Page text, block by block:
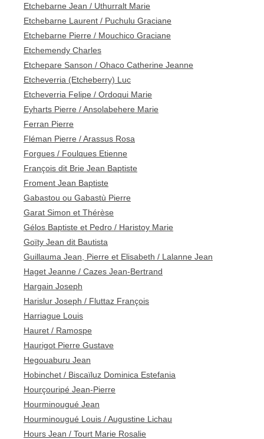
Etchebarne Jean / Uthurralt Marie
Etchebarne Laurent / Puchulu Graciane
Etchebarne Pierre / Mouchico Graciane
Etchemendy Charles
Etchepare Sanson / Ohaco Catherine Jeanne
Etcheverria (Etcheberry) Luc
Etcheverria Felipe / Ordoqui Marie
Eyharts Pierre / Ansolabehere Marie
Ferran Pierre
Fléman Pierre / Arassus Rosa
Forgues / Foulques Etienne
François dit Brie Jean Baptiste
Froment Jean Baptiste
Gabastou ou Gabastù Pierre
Garat Simon et Thérèse
Gélos Baptiste et Pedro / Haristoy Marie
Goïty Jean dit Bautista
Guillauma Jean, Pierre et Elisabeth / Lalanne Jean
Haget Jeanne / Cazes Jean-Bertrand
Hargain Joseph
Harislur Joseph / Fluttaz François
Harriague Louis
Hauret / Ramospe
Haurigot Pierre Gustave
Hegouaburu Jean
Hobinchet / Biscaïluz Dominica Estefania
Hourçouripé Jean-Pierre
Hourminougué Jean
Hourminougué Louis / Augustine Lichau
Hours Jean / Tourt Marie Rosalie